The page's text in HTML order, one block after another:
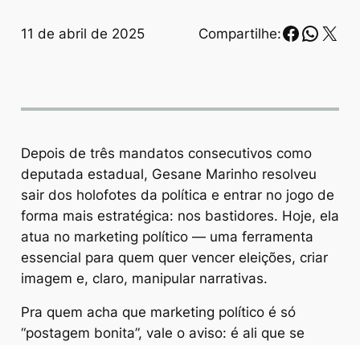
11 de abril de 2025 Compartilhe: X
Depois de três mandatos consecutivos como
deputada estadual, Gesane Marinho resolveu
sair dos holofotes da política e entrar no jogo de
forma mais estratégica: nos bastidores. Hoje, ela
atua no marketing político — uma ferramenta
essencial para quem quer vencer eleições, criar
imagem e, claro, manipular narrativas.
Pra quem acha que marketing político é só
“postagem bonita”, vale o aviso: é ali que se